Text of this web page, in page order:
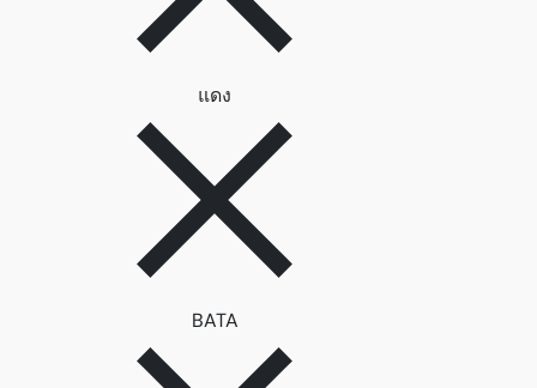
แดง
BATAลบตัวกรอง BATA